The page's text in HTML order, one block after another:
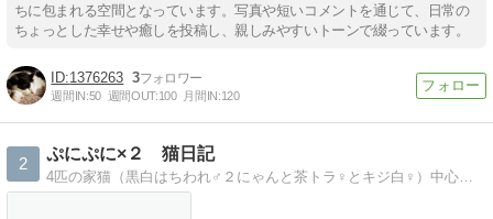
ちに包まれる空間となっています。写真や短いコメントを通じて、日常の
ちょっとした幸せや癒しを投稿し、親しみやすいトーンで綴っています。
1376263 3
週間IN:50 週間OUT:100 月間IN:120
2
ぷにぷに×２ 猫日記
4匹の家猫（黒白はちわれ♂２にゃんと茶トラ♀とキジ白♀）中心のブログです。その他ハンドメイドやペットグッズ等の話しもあります。